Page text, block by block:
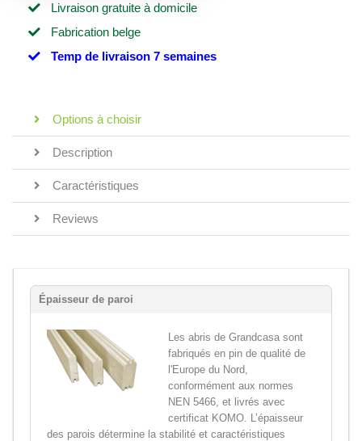
Livraison gratuite à domicile
Fabrication belge
Temp de livraison 7 semaines
Options à choisir
Description
Caractéristiques
Reviews
Épaisseur de paroi
Les abris de Grandcasa sont
fabriqués en pin de qualité de
l'Europe du Nord,
conformément aux normes
NEN 5466, et livrés avec
certificat KOMO. L’épaisseur
des parois détermine la stabilité et caractéristiques